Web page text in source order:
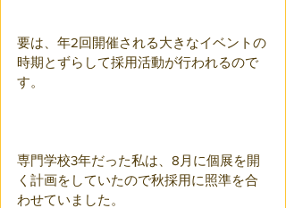
要は、年2回開催される大きなイベントの
時期とずらして採用活動が行われるので
す。
専門学校3年だった私は、8月に個展を開
く計画をしていたので秋採用に照準を合
わせていました。